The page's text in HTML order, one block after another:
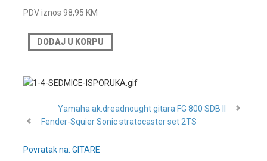
PDV iznos 98,95 KM
Yamaha ak.dreadnought gitara FG 800 SDB II
Fender-Squier Sonic stratocaster set 2TS
Povratak na: GITARE